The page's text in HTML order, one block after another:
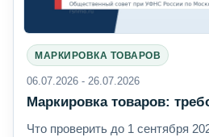
МАРКИРОВКА ТОВАРОВ
06.07.2026 - 26.07.2026
Маркировка товаров:
Что проверить до 1 сентября